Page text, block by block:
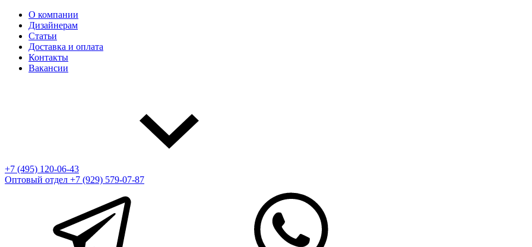
О компании
Дизайнерам
Статьи
Доставка и оплата
Контакты
Вакансии
+7 (495) 120-06-43
Оптовый отдел +7 (929) 579-07-87